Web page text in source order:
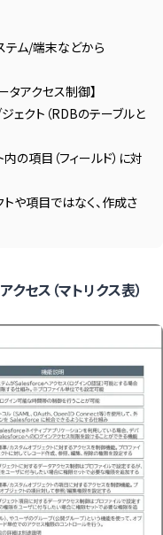
テム/端末などから
アクセス制御】
ェクト（RDBのテーブルと
の項目（フィールド）に対
や項目ではなく、作成さ
セス（マトリクス表）